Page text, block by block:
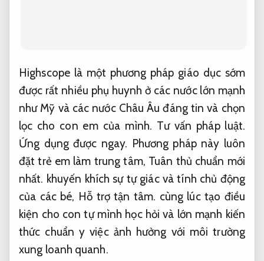
Highscope là một phương pháp giáo dục sớm
được rất nhiều phụ huynh ở các nước lớn mạnh
như Mỹ và các nước Châu Âu đáng tin và chọn
lọc cho con em của mình. Tư vấn pháp luật.
Ứng dụng được ngay. Phương pháp này luôn
đặt trẻ em làm trung tâm, Tuân thủ chuẩn mới
nhất. khuyến khích sự tự giác và tính chủ động
của các bé, Hỗ trợ tận tâm. cùng lúc tạo điều
kiện cho con tự mình học hỏi và lớn mạnh kiến
thức chuẩn y việc ảnh hưởng với môi trường
xung loanh quanh.